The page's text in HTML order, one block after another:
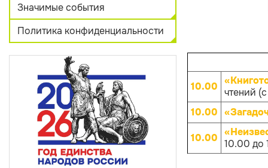
Значимые события
Политика конфиденциальности
10.00 чтений
10.00
10.00 10.00 до